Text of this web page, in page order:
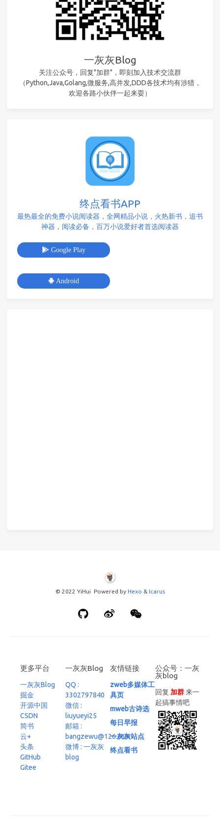
一灰灰Blog
关注公众号，回复"加群"，即刻加入技术交流群
（Python,Java,Golang,微服务,高并发,DDD各技术均有涉猎，
欢迎各路小伙伴一起来耍）
终点看书APP
最热最全的免费小说阅读器，全网精品小说，火热新书，追书
神器，阅读必备，百万小说爱好者首选阅读器
Google Play
Android
© 2022 YiHui Powered by Hexo & Icarus
更多平台
一灰灰Blog
掘金
开源中国
CSDN
简书
云+
头条
GitHub
Gitee
一灰灰Blog
QQ :
3302797840
微信 :
liuyueyi25
邮箱 :
bangzewu@126.com
微博 : 一灰灰
blog
友情链接
zweb多媒体工
具页
mweb古诗选
每日早报
一灰灰站点
终点看书
公众号：一灰
灰blog
回复 加群来一
起搞事情吧